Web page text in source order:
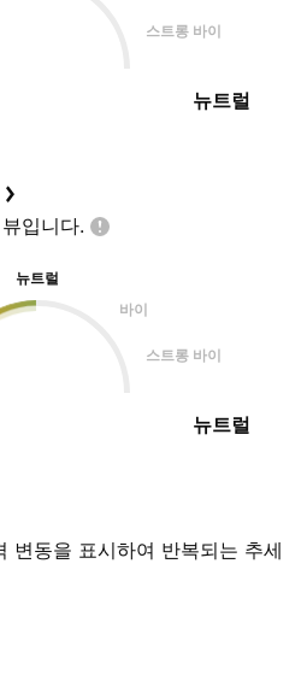
스트롱 바이
뉴트럴
뷰입니다.
뉴트럴
바이
스트롱 바이
뉴트럴
변동을 표시하여 반복되는 추세